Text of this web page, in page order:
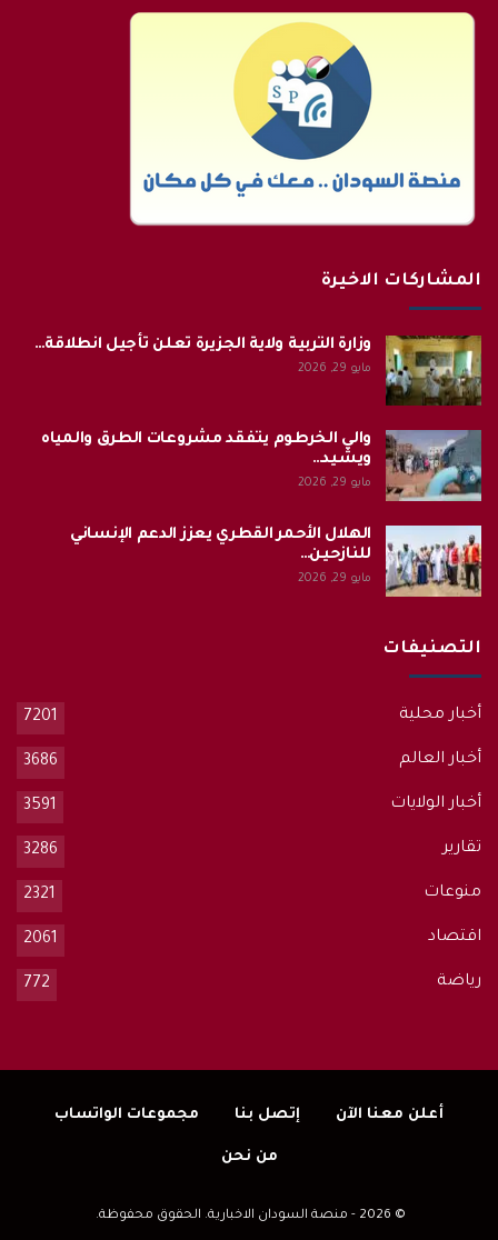
المشاركات الاخيرة
وزارة التربية ولاية الجزيرة تعلن تأجيل انطلاقة…
مايو 29, 2026
والي الخرطوم يتفقد مشروعات الطرق والمياه
ويشيد…
مايو 29, 2026
الهلال الأحمر القطري يعزز الدعم الإنساني
للنازحين…
مايو 29, 2026
التصنيفات
أخبار محلية 7201
أخبار العالم 3686
أخبار الولايات 3591
تقارير 3286
منوعات 2321
اقتصاد 2061
رياضة 772
أعلن معنا الآن إتصل بنا مجموعات الواتساب
من نحن
© 2026 - منصة السودان الاخبارية. الحقوق محفوظة.